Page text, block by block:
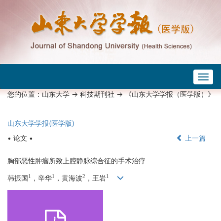
您的位置：山东大学->科技期刊社-> 《山东大学学报（医学版）》
山东大学学报(医学版)
• 论文 •
上一篇
胸部恶性肿瘤所致上腔静脉综合征的手术治疗
韩振国 1 ，辛华1 ，黄海波2 ，王岩1